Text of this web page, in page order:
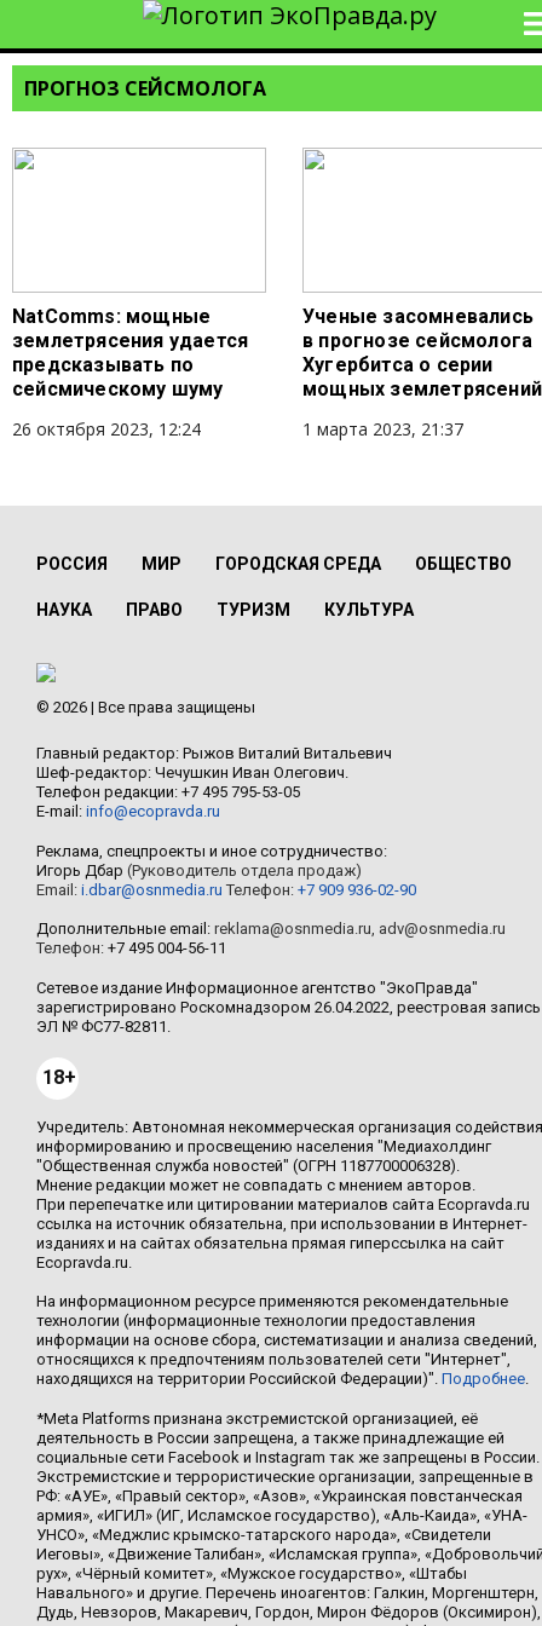
ПРОГНОЗ СЕЙСМОЛОГА
NatComms: мощные
землетрясения удается
предсказывать по
сейсмическому шуму
26 октября 2023, 12:24
Ученые засомневались
в прогнозе сейсмолога
Хугербитса о серии
мощных землетрясений
1 марта 2023, 21:37
РОССИЯ МИР ГОРОДСКАЯ СРЕДА ОБЩЕСТВО
НАУКА ПРАВО ТУРИЗМ КУЛЬТУРА
© 2026 | Все права защищены
Главный редактор: Рыжов Виталий Витальевич
Шеф-редактор: Чечушкин Иван Олегович.
Телефон редакции: +7 495 795-53-05
E-mail: info@ecopravda.ru
Реклама, спецпроекты и иное сотрудничество:
Игорь Дбар (Руководитель отдела продаж)
Email: i.dbar@osnmedia.ru Телефон: +7 909 936-02-90
Дополнительные email: reklama@osnmedia.ru, adv@osnmedia.ru
Телефон: +7 495 004-56-11
Сетевое издание Информационное агентство "ЭкоПравда"
зарегистрировано Роскомнадзором 26.04.2022, реестровая запись
ЭЛ № ФС77-82811.
18+
Учредитель: Автономная некоммерческая организация содействия
информированию и просвещению населения "Медиахолдинг
"Общественная служба новостей" (ОГРН 1187700006328).
Мнение редакции может не совпадать с мнением авторов.
При перепечатке или цитировании материалов сайта Ecopravda.ru
ссылка на источник обязательна, при использовании в Интернет-
изданиях и на сайтах обязательна прямая гиперссылка на сайт
Ecopravda.ru.
На информационном ресурсе применяются рекомендательные
технологии (информационные технологии предоставления
информации на основе сбора, систематизации и анализа сведений,
относящихся к предпочтениям пользователей сети "Интернет",
находящихся на территории Российской Федерации)". Подробнее.
*Meta Platforms признана экстремистской организацией, её
деятельность в России запрещена, а также принадлежащие ей
социальные сети Facebook и Instagram так же запрещены в России.
Экстремистские и террористические организации, запрещенные в
РФ: «АУЕ», «Правый сектор», «Азов», «Украинская повстанческая
армия», «ИГИЛ» (ИГ, Исламское государство), «Аль-Каида», «УНА-
УНСО», «Меджлис крымско-татарского народа», «Свидетели
Иеговы», «Движение Талибан», «Исламская группа»,
рух», «Чёрный комитет», «Мужское государство», «Штабы
Навального» и другие. Перечень иноагентов: Галкин, Моргенштерн,
Дудь, Невзоров, Макаревич, Гордон, Мирон Фёдоров (Оксимирон),